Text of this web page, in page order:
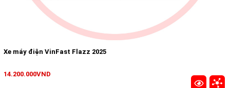
Xe máy điện VinFast Flazz 2025
14.200.000VND